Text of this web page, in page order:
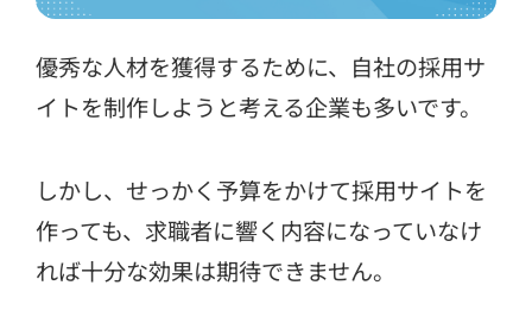
優秀な人材を獲得するために、自社の採用サ
イトを制作しようと考える企業も多いです。
しかし、せっかく予算をかけて採用サイトを
作っても、求職者に響く内容になっていなけ
れば十分な効果は期待できません。